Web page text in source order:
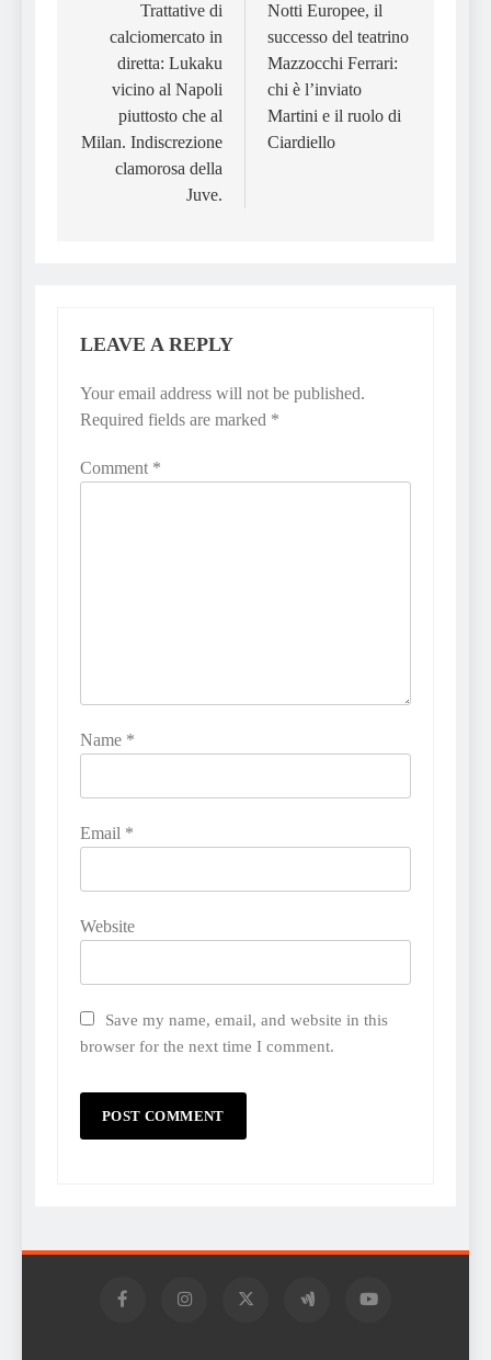
navigation
Trattative di
calciomercato in
diretta: Lukaku
vicino al Napoli
piuttosto che al
Milan. Indiscrezione
clamorosa della
Juve.
Notti Europee, il
successo del teatrino
Mazzocchi Ferrari:
chi è l’inviato
Martini e il ruolo di
Ciardiello
LEAVE A REPLY
Your email address will not be published.
Required fields are marked *
Comment *
Name *
Email *
Website
Save my name, email, and website in this
browser for the next time I comment.